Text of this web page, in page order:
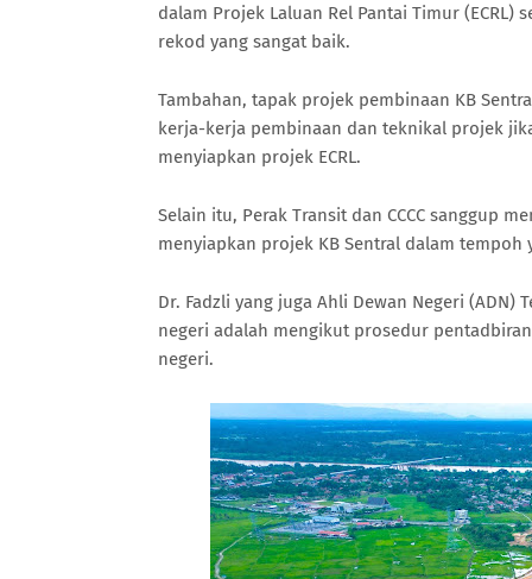
dalam Projek Laluan Rel Pantai Timur
rekod yang sangat baik.
Tambahan, tapak projek pembinaan KB
kerja-kerja pembinaan dan teknikal projek
menyiapkan projek ECRL.
Selain itu, Perak Transit dan CCCC sanggup
menyiapkan projek KB Sentral dalam tempoh
Dr. Fadzli yang juga Ahli Dewan Negeri (ADN)
negeri adalah mengikut prosedur
negeri.